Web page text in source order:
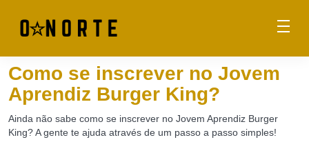
Como se inscrever no Jovem
Aprendiz Burger King?
Ainda não sabe como se inscrever no Jovem Aprendiz Burger
King? A gente te ajuda através de um passo a passo simples!